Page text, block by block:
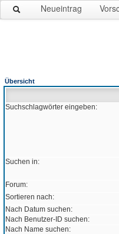
Neueintrag
Übersicht
Suchschlagwörter eingeben:
Suchen in:
Forum:
Sortieren nach:
Nach Datum suchen:
Nach Benutzer-ID suchen:
Nach Name suchen: